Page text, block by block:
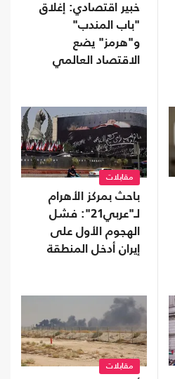
خبير اقتصادي: إغلاق
"باب المندب"
و"هرمز" يضع
الاقتصاد العالمي
مقابلات
باحث بمركز الأهرام
لـ"عربي21": فشل
الهجوم الأول على
إيران أدخل المنطقة
مقابلات